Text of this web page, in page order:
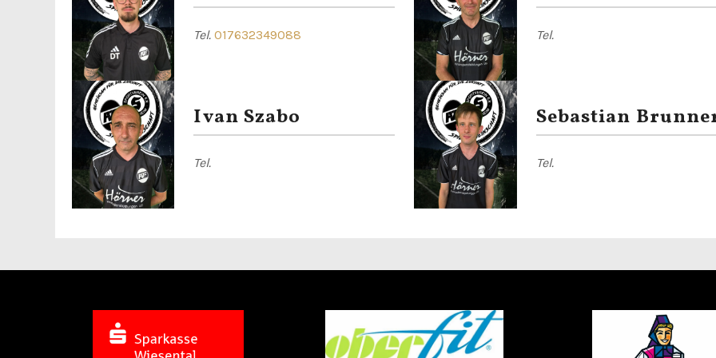
Tel.017632349088 Tel.
Ivan Szabo
Tel.
Sebastian
Tel.